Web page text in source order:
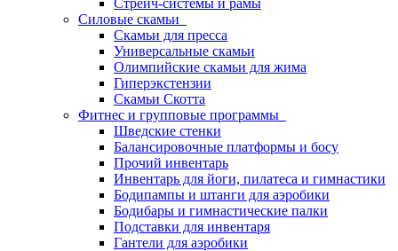
Стрейч-системы и рамы
Силовые скамьи
Скамьи для пресса
Универсальные скамьи
Олимпийские скамьи для жима
Гиперэкстензии
Скамьи Скотта
Фитнес и групповые программы
Шведские стенки
Балансировочные платформы и босу
Прочий инвентарь
Инвентарь для йоги, пилатеса и гимнастики
Бодипампы и штанги для аэробики
Бодибары и гимнастические палки
Подставки для инвентаря
Гантели для аэробики